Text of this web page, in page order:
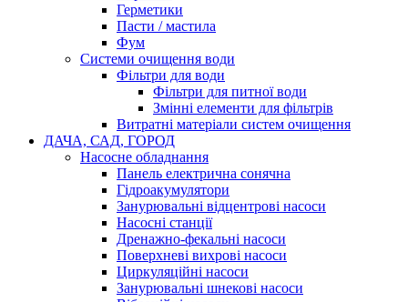
Герметики
Пасти / мастила
Фум
Системи очищення води
Фільтри для води
Фільтри для питної води
Змінні елементи для фільтрів
Витратні матеріали систем очищення
ДАЧА, САД, ГОРОД
Насосне обладнання
Панель електрична сонячна
Гідроакумулятори
Занурювальні відцентрові насоси
Насосні станції
Дренажно-фекальні насоси
Поверхневі вихрові насоси
Циркуляційні насоси
Занурювальні шнекові насоси